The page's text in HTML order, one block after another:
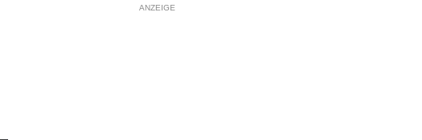
ANZEIGE